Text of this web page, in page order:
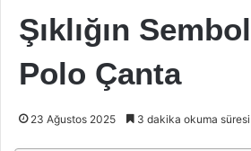
Şıklığın
Polo Çanta
23 Ağustos 2025 3 dakika okuma süresi